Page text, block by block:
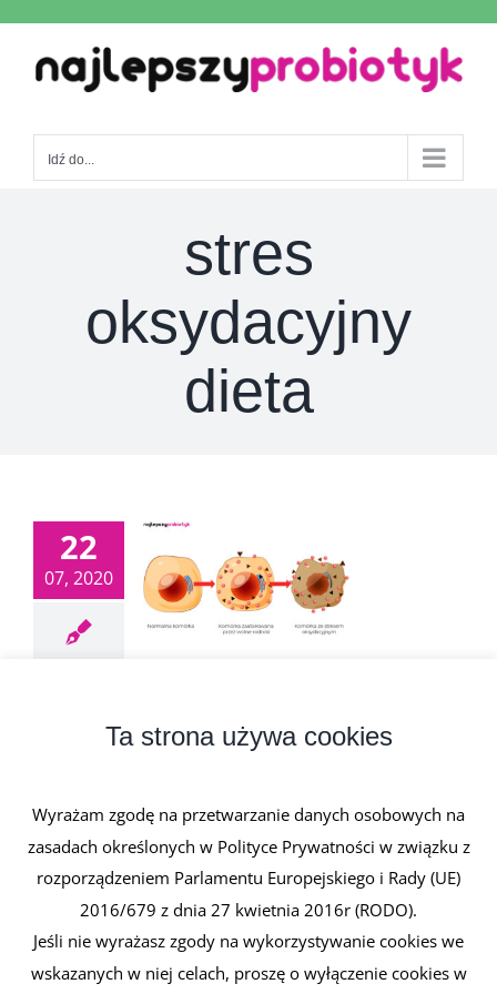
content
Idź do...
stres
oksydacyjny
dieta
22
07, 2020
22 lipca, 2020 | 0 komentarzy
procesie starzenia (oksydacyjny rozkład [...]
Ta strona używa cookies
Wyrażam zgodę na przetwarzanie danych osobowych na
zasadach określonych w Polityce Prywatności w związku z
rozporządzeniem Parlamentu Europejskiego i Rady (UE)
2016/679 z dnia 27 kwietnia 2016r (RODO).
Jeśli nie wyrażasz zgody na wykorzystywanie cookies we
wskazanych w niej celach, proszę o wyłączenie cookies w